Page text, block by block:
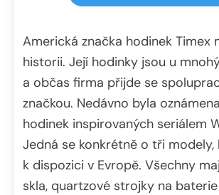
Americká značka hodinek Timex
historii. Její hodinky jsou u
a občas firma přijde se
značkou. Nedávno byla
hodinek inspirovaných seriálem
Jedná se konkrétně o tři modely,
k dispozici v Evropě. Všechny
skla, quartzové strojky na